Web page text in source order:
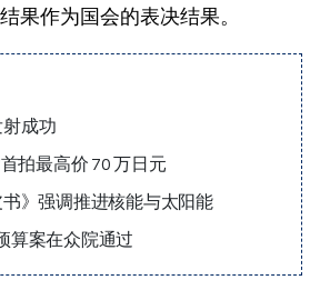
果作为国会的表决结果。
射成功
拍最高价 70 万日元
》强调推进核能与太阳能
算案在众院通过